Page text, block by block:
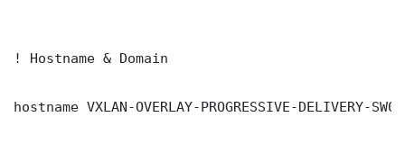
! Hostname & Domain
hostname VXLAN-OVERLAY-PROGRESSIVE-DELIVERY-SW01